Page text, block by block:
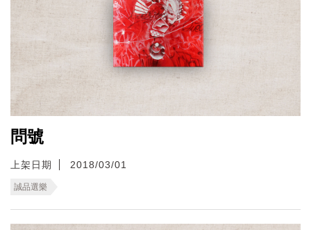
問號
上架日期 2018/03/01
誠品選樂